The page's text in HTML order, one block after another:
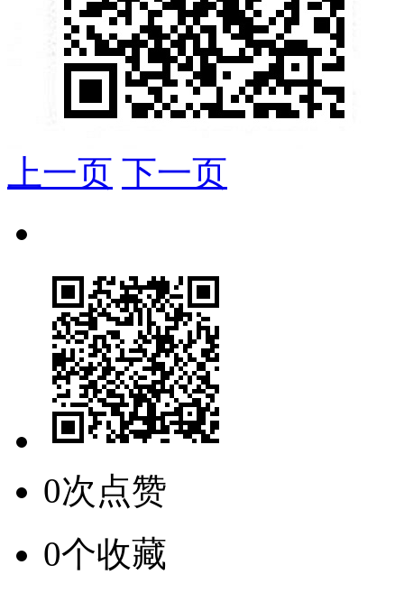
上一页 下一页
0次点赞
0个收藏